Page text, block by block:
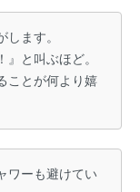
します。
と叫ぶほど。
ことが何より嬉
ワーも避けてい